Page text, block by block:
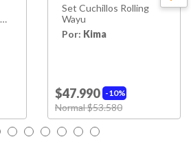
Set Cuchillos Rolling
Wayu
Por: Kima
10%
$47.990
Price reduced from
Normal $53.580